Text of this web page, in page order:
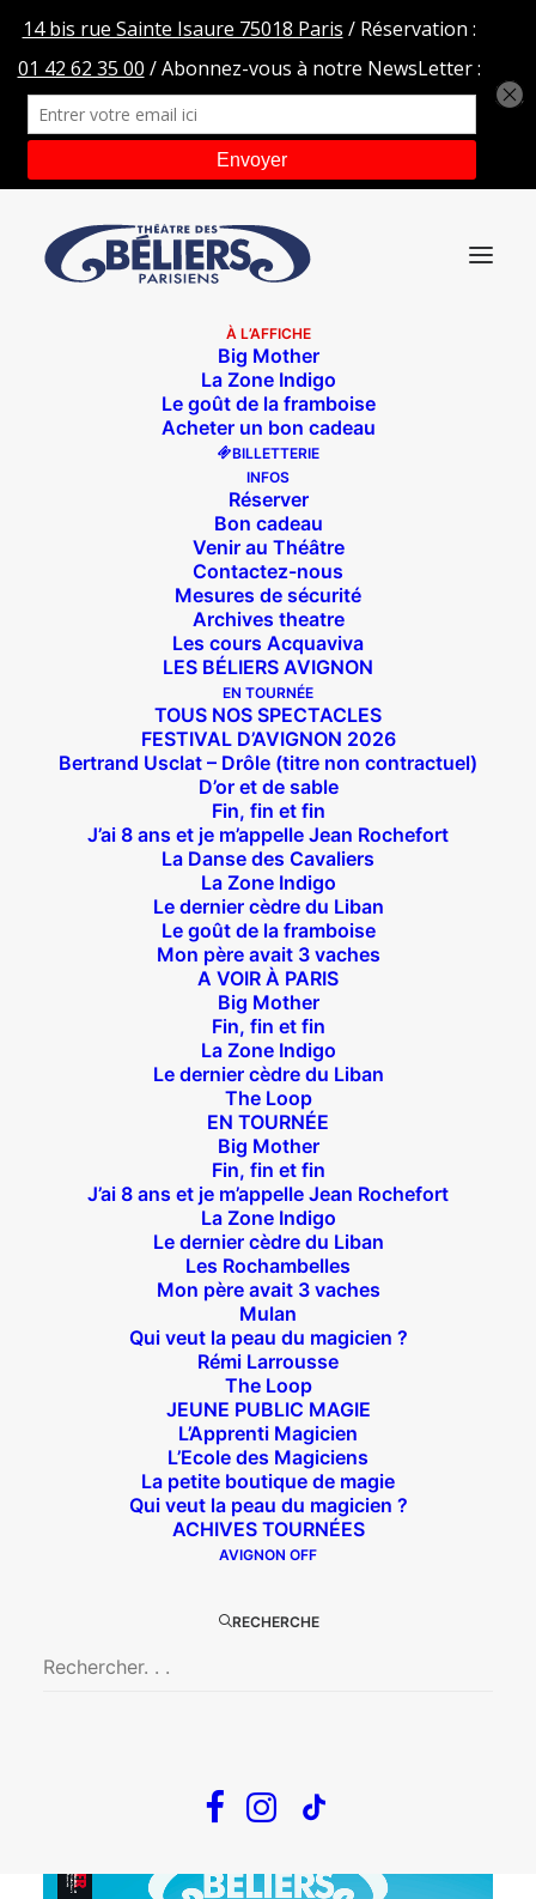
À L’AFFICHE
Big Mother
La Zone Indigo
Le goût de la framboise
Acheter un bon cadeau
BILLETTERIE
INFOS
Réserver
Bon cadeau
Venir au Théâtre
Contactez-nous
Mesures de sécurité
Archives theatre
Les cours Acquaviva
LES BÉLIERS AVIGNON
EN TOURNÉE
TOUS NOS SPECTACLES
FESTIVAL D’AVIGNON 2026
Bertrand Usclat – Drôle (titre non contractuel)
D’or et de sable
Fin, fin et fin
J’ai 8 ans et je m’appelle Jean Rochefort
La Danse des Cavaliers
La Zone Indigo
Le dernier cèdre du Liban
Le goût de la framboise
Mon père avait 3 vaches
A VOIR À PARIS
Big Mother
Fin, fin et fin
La Zone Indigo
Le dernier cèdre du Liban
The Loop
EN TOURNÉE
Big Mother
Fin, fin et fin
J’ai 8 ans et je m’appelle Jean Rochefort
La Zone Indigo
Le dernier cèdre du Liban
Les Rochambelles
Mon père avait 3 vaches
Mulan
Qui veut la peau du magicien ?
Rémi Larrousse
The Loop
JEUNE PUBLIC MAGIE
L’Apprenti Magicien
L’Ecole des Magiciens
La petite boutique de magie
Qui veut la peau du magicien ?
ACHIVES TOURNÉES
AVIGNON OFF
RECHERCHE
Profitez des prix promos tout au long de la
saison, les meilleurs tarifs du web sont toujours
sur notre site internet !
À très vite aux Béliers.
ACHETEZ VOS PLACES EN LIGNE
ICI
EN SAVOIR PLUS
EN SAVOIR +